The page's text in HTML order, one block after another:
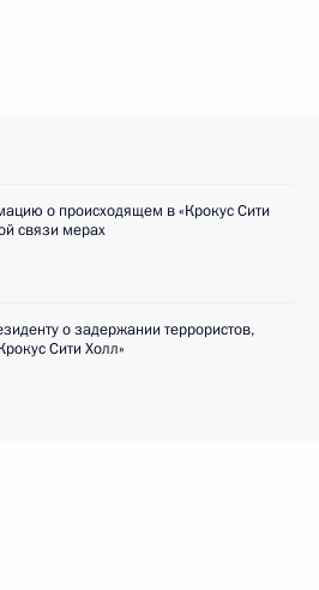
о происходящем в «Крокус Сити
связи мерах
о задержании террористов,
Сити Холл»